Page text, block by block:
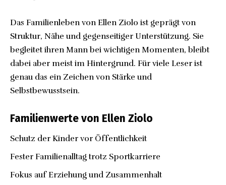
Das Familienleben von Ellen Ziolo ist geprägt von
Struktur, Nähe und gegenseitiger Unterstützung. Sie
begleitet ihren Mann bei wichtigen Momenten, bleibt
dabei aber meist im Hintergrund. Für viele Leser ist
genau das ein Zeichen von Stärke und
Selbstbewusstsein.
Familienwerte von Ellen Ziolo
Schutz der Kinder vor Öffentlichkeit
Fester Familienalltag trotz Sportkarriere
Fokus auf Erziehung und Zusammenhalt